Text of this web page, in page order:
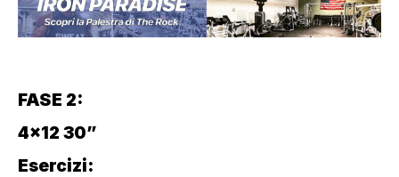
FASE 2:
4×12 30”
Esercizi: